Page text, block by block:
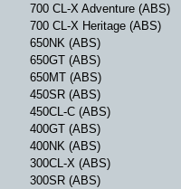
700 CL-X Adventure (ABS)
700 CL-X Heritage (ABS)
650NK (ABS)
650GT (ABS)
650MT (ABS)
450SR (ABS)
450CL-C (ABS)
400GT (ABS)
400NK (ABS)
300CL-X (ABS)
300SR (ABS)